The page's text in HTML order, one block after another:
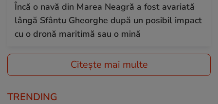
Încă o navă din Marea Neagră a fost avariată
lângă Sfântu Gheorghe după un posibil impact
cu o dronă maritimă sau o mină
Citește mai multe
TRENDING